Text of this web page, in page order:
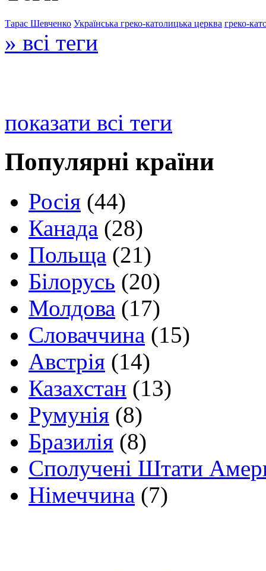
Тарас Шевченко Українська греко-католицька церква греко-
» всі теги
показати всі теги
Популярні країни
Росія (44)
Канада (28)
Польща (21)
Білорусь (20)
Молдова (17)
Словаччина (15)
Австрія (14)
Казахстан (13)
Румунія (8)
Бразилія (8)
Сполучені Штати
Німеччина (7)